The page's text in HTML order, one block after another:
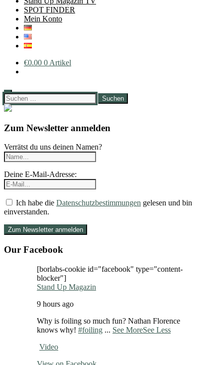
SPOT FINDER
Mein Konto
€0.00 0 Artikel
Suchen
nach:
Zum Newsletter anmelden
Verrätst du uns deinen Namen?
Deine E-Mail-Adresse:
Ich habe die Datenschutzbestimmungen gelesen und bin
einverstanden.
Our Facebook
[borlabs-cookie id="facebook" type="content-
blocker"]
Stand Up Magazin
9 hours ago
Why is foiling so much fun? Nathan Florence
knows why! #foiling ... See MoreSee Less
Video